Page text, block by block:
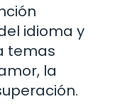
idioma y
temas
la